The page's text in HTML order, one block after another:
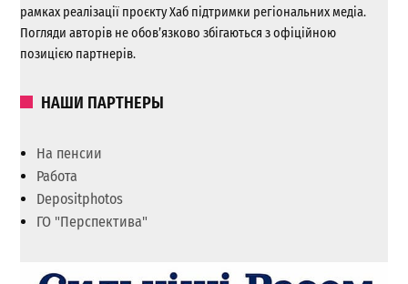
рамках реалізації проєкту Хаб підтримки регіональних медіа.
Погляди авторів не обов’язково збігаються з офіційною
позицією партнерів.
НАШИ ПАРТНЕРЫ
На пенсии
Работа
Depositphotos
ГО "Перспектива"